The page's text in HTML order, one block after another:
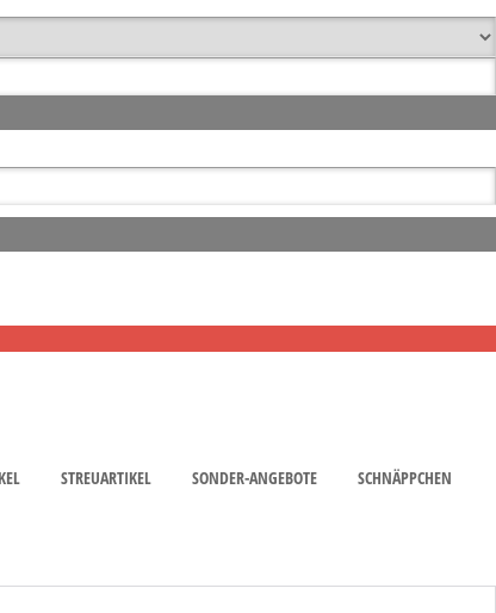
STREUARTIKEL SONDER-ANGEBOTE SCHNÄPPCHEN